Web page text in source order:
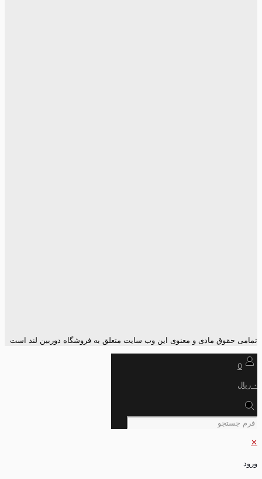
تمامی حقوق مادی و معنوی این وب سایت متعلق به فروشگاه دوربین لند است
0
۰ ریال
✕
ورود